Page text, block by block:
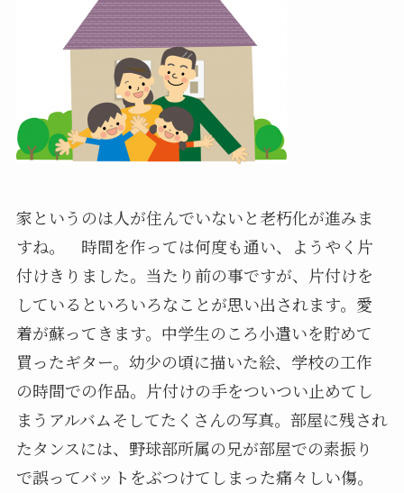
家というのは人が住んでいないと老朽化が進みま
すね。 時間を作っては何度も通い、ようやく片
付けきりました。当たり前の事ですが、片付けを
しているといろいろなことが思い出されます。愛
着が蘇ってきます。中学生のころ小遣いを貯めて
買ったギター。幼少の頃に描いた絵、学校の工作
の時間での作品。片付けの手をついつい止めてし
まうアルバムそしてたくさんの写真。部屋に残され
たタンスには、野球部所属の兄が部屋での素振り
で誤ってバットをぶつけてしまった痛々しい傷。